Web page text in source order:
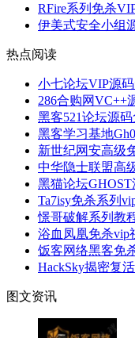
RFire系列免杀
伊美式安全小组
热点阅读
小七论坛VIP源
286合购网VC++
黑客521论坛源
黑客学习基地
新世纪网安高级
中华隐士联盟高
黑猫论坛
Ta7isy免杀系列
憬哥破解系列教
浴血凤凰免杀vip
饭客网络黑客免
HackSky揭密复
图文资讯